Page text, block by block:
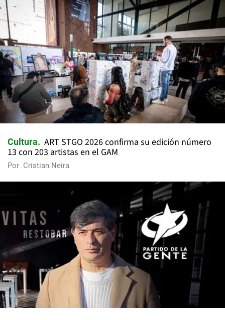
Cultura
ART STGO 2026 confirma su edición número
13 con 203 artistas en el GAM
Por Cristian Neira